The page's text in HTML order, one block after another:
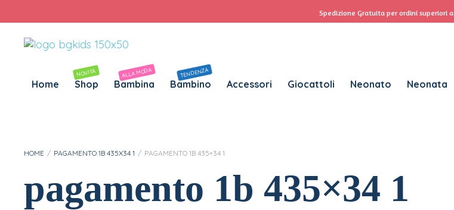
ACCEDI
NOME UTENTE RICHIESTO
PASSWORD RICHIESTO
Home Shop
NOVITÀ
Bambina
ALLA MODA
Bambino
TENDENZA
Accessori Giocattoli Neonato Neonata
HOME / PAGAMENTO 1B 435X34 1 / PAGAMENTO 1B 435×34 1
pagamento 1b 435×34 1
Spedizione Gratuita per ordini superiori a